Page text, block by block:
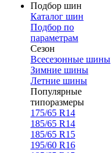
Подбор шин
Каталог шин
Подбор по
параметрам
Сезон
Всесезонные шины
Зимние шины
Летние шины
Популярные
типоразмеры
175/65 R14
185/65 R14
185/65 R15
195/60 R16